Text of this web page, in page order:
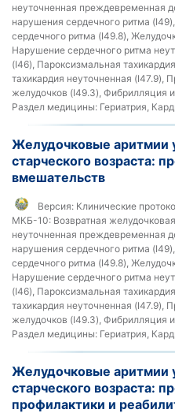
неуточненная преждевременная
нарушения сердечного ритма
сердечного ритма (I49.8),
Нарушение сердечного ритма
(I46), Пароксизмальная
тахикардия неуточненная (I47.9),
желудочков (I49.3), Фибрилляция
Раздел медицины: Гериатрия,
Желудочковые аритмии
старческого возраста:
вмешательств
Версия: Клинические
МКБ-10: Возвратная
неуточненная преждевременная
нарушения сердечного ритма
сердечного ритма (I49.8),
Нарушение сердечного ритма
(I46), Пароксизмальная
тахикардия неуточненная (I47.9),
желудочков (I49.3), Фибрилляция
Раздел медицины: Гериатрия,
Желудочковые аритмии
старческого возраста:
профилактики и